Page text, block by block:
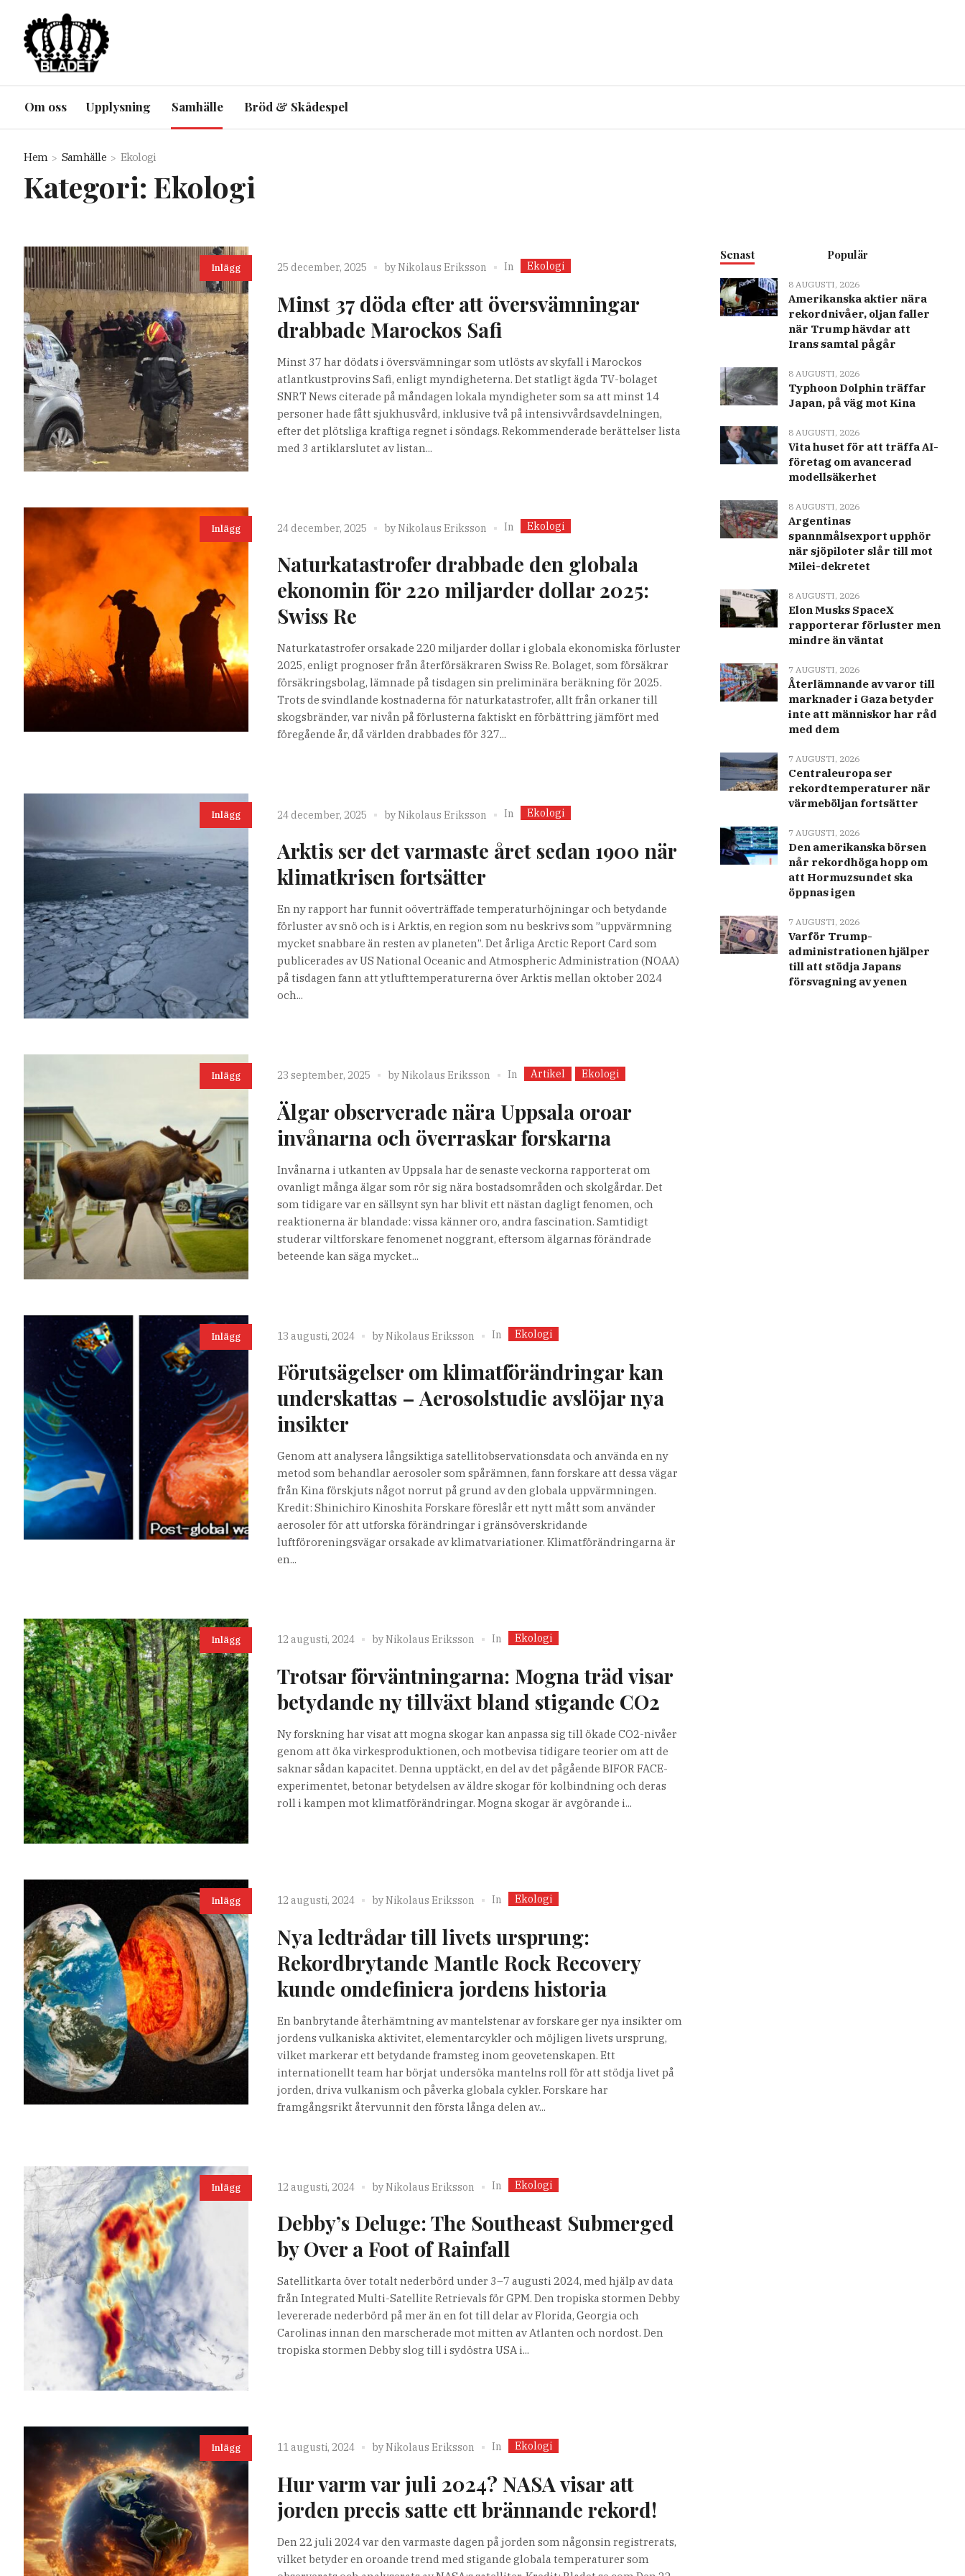
Om oss Upplysning Samhälle Bröd & Skådespel
Hem Samhälle Ekologi
Kategori: Ekologi
Inlägg 25 december, 2025 byNikolaus Eriksson In Ekologi
Minst 37 döda efter att översvämningar
drabbade Marockos Safi
Minst 37 har dödats i översvämningar som utlösts av skyfall i Marockos
atlantkustprovins Safi, enligt myndigheterna. Det statligt ägda TV-bolaget
SNRT News citerade på måndagen lokala myndigheter som sa att minst 14
personer hade fått sjukhusvård, inklusive två på intensivvårdsavdelningen,
efter det plötsliga kraftiga regnet i söndags. Rekommenderade berättelser lista
med 3 artiklarslutet av listan...
Inlägg 24 december, 2025 byNikolaus Eriksson In Ekologi
Naturkatastrofer drabbade den globala
ekonomin för 220 miljarder dollar 2025:
Swiss Re
Naturkatastrofer orsakade 220 miljarder dollar i globala ekonomiska förluster
2025, enligt prognoser från återförsäkraren Swiss Re. Bolaget, som försäkrar
försäkringsbolag, lämnade på tisdagen sin preliminära beräkning för 2025.
Trots de svindlande kostnaderna för naturkatastrofer, allt från orkaner till
skogsbränder, var nivån på förlusterna faktiskt en förbättring jämfört med
föregående år, då världen drabbades för 327...
Inlägg 24 december, 2025 byNikolaus Eriksson In Ekologi
Arktis ser det varmaste året sedan 1900 när
klimatkrisen fortsätter
En ny rapport har funnit oöverträffade temperaturhöjningar och betydande
förluster av snö och is i Arktis, en region som nu beskrivs som ”uppvärmning
mycket snabbare än resten av planeten”. Det årliga Arctic Report Card som
publicerades av US National Oceanic and Atmospheric Administration (NOAA)
på tisdagen fann att ytlufttemperaturerna över Arktis mellan oktober 2024
och...
Inlägg 23 september, 2025 byNikolaus Eriksson In Artikel Ekologi
Älgar observerade nära Uppsala oroar
invånarna och överraskar forskarna
Invånarna i utkanten av Uppsala har de senaste veckorna rapporterat om
ovanligt många älgar som rör sig nära bostadsområden och skolgårdar. Det
som tidigare var en sällsynt syn har blivit ett nästan dagligt fenomen, och
reaktionerna är blandade: vissa känner oro, andra fascination. Samtidigt
studerar viltforskare fenomenet noggrant, eftersom älgarnas förändrade
beteende kan säga mycket...
Inlägg 13 augusti, 2024 byNikolaus Eriksson In Ekologi
Förutsägelser om klimatförändringar kan
underskattas – Aerosolstudie avslöjar nya
insikter
Genom att analysera långsiktiga satellitobservationsdata och använda en ny
metod som behandlar aerosoler som spårämnen, fann forskare att dessa vägar
från Kina förskjuts något norrut på grund av den globala uppvärmningen.
Kredit: Shinichiro Kinoshita Forskare föreslår ett nytt mått som använder
aerosoler för att utforska förändringar i gränsöverskridande
luftföroreningsvägar orsakade av klimatvariationer. Klimatförändringarna är
en...
Inlägg 12 augusti, 2024 byNikolaus Eriksson In Ekologi
Trotsar förväntningarna: Mogna träd visar
betydande ny tillväxt bland stigande CO2
Ny forskning har visat att mogna skogar kan anpassa sig till ökade CO2-nivåer
genom att öka virkesproduktionen, och motbevisa tidigare teorier om att de
saknar sådan kapacitet. Denna upptäckt, en del av det pågående BIFOR FACE-
experimentet, betonar betydelsen av äldre skogar för kolbindning och deras
roll i kampen mot klimatförändringar. Mogna skogar är avgörande i...
Inlägg 12 augusti, 2024 byNikolaus Eriksson In Ekologi
Nya ledtrådar till livets ursprung:
Rekordbrytande Mantle Rock Recovery
kunde omdefiniera jordens historia
En banbrytande återhämtning av mantelstenar av forskare ger nya insikter om
jordens vulkaniska aktivitet, elementarcykler och möjligen livets ursprung,
vilket markerar ett betydande framsteg inom geovetenskapen. Ett
internationellt team har börjat undersöka mantelns roll för att stödja livet på
jorden, driva vulkanism och påverka globala cykler. Forskare har
framgångsrikt återvunnit den första långa delen av...
Inlägg 12 augusti, 2024 byNikolaus Eriksson In Ekologi
Debby’s Deluge: The Southeast Submerged
by Over a Foot of Rainfall
Satellitkarta över totalt nederbörd under 3–7 augusti 2024, med hjälp av data
från Integrated Multi-Satellite Retrievals för GPM. Den tropiska stormen Debby
levererade nederbörd på mer än en fot till delar av Florida, Georgia och
Carolinas innan den marscherade mot mitten av Atlanten och nordost. Den
tropiska stormen Debby slog till i sydöstra USA i...
Inlägg 11 augusti, 2024 byNikolaus Eriksson In Ekologi
Hur varm var juli 2024? NASA visar att
jorden precis satte ett brännande rekord!
Den 22 juli 2024 var den varmaste dagen på jorden som någonsin registrerats,
vilket betyder en oroande trend med stigande globala temperaturer som
Senast Populär
8 AUGUSTI, 2026
Amerikanska aktier nära
rekordnivåer, oljan faller
när Trump hävdar att
Irans samtal pågår
8 AUGUSTI, 2026
Typhoon Dolphin träffar
Japan, på väg mot Kina
8 AUGUSTI, 2026
Vita huset för att träffa AI-
företag om avancerad
modellsäkerhet
8 AUGUSTI, 2026
Argentinas
spannmålsexport upphör
när sjöpiloter slår till mot
Milei-dekretet
8 AUGUSTI, 2026
Elon Musks SpaceX
rapporterar förluster men
mindre än väntat
7 AUGUSTI, 2026
Återlämnande av varor till
marknader i Gaza betyder
inte att människor har råd
med dem
7 AUGUSTI, 2026
Centraleuropa ser
rekordtemperaturer när
värmeböljan fortsätter
7 AUGUSTI, 2026
Den amerikanska börsen
når rekordhöga hopp om
att Hormuzsundet ska
öppnas igen
7 AUGUSTI, 2026
Varför Trump-
administrationen hjälper
till att stödja Japans
försvagning av yenen